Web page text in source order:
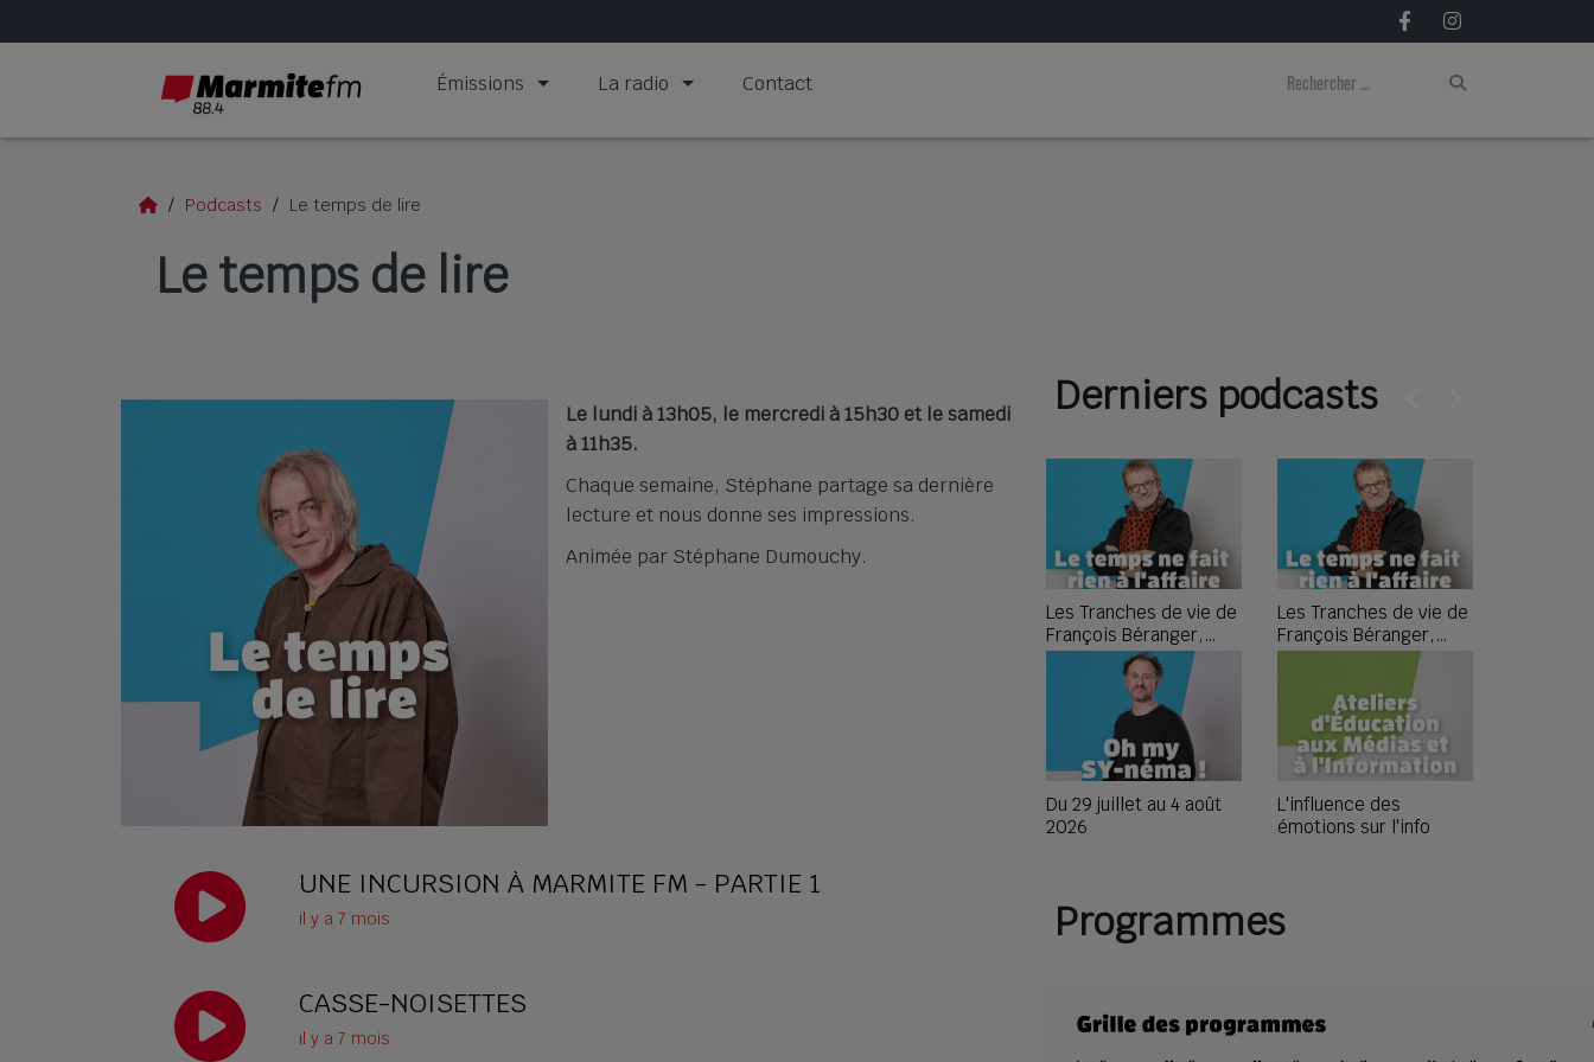
Émissions La radio Contact
Podcasts Le temps de lire
Le temps de lire
Le lundi à 13h05, le mercredi à 15h30 et le samedi
à 11h35.
Chaque semaine, Stéphane partage sa dernière
lecture et nous donne ses impressions.
Animée par Stéphane Dumouchy.
UNE INCURSION À MARMITE FM - PARTIE 1
il y a 7 mois
CASSE-NOISETTES
il y a 7 mois
Derniers podcasts
Les Tranches de vie de
François Béranger,
épisode 4
Du 29 juillet au 4 août
2026
Les Tranches de vie de
François Béranger,
épisode 3
L'influence des
émotions sur l'info
Programmes